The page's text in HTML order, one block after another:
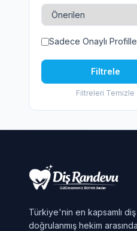
Sadece Onaylı
Filtrele
Filtreleri Temizle
Türkiye'nin en kapsamlı
doğrulanmış hekim